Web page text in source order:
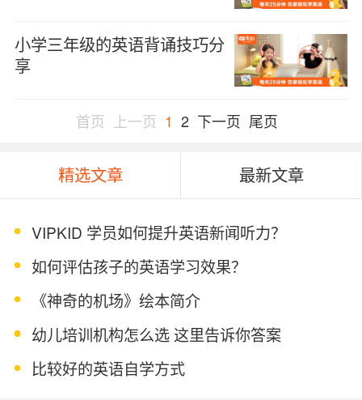
小学三年级的英语背诵技巧分
享
首页 上一页 1 2 下一页 尾页
精选文章 最新文章
VIPKID 学员如何提升英语新闻听力？
如何评估孩子的英语学习效果？
《神奇的机场》绘本简介
幼儿培训机构怎么选 这里告诉你答案
比较好的英语自学方式